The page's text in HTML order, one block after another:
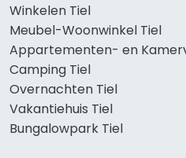
Winkelen Tiel
Meubel-Woonwinkel Tiel
Appartementen- en
Camping Tiel
Overnachten Tiel
Vakantiehuis Tiel
Bungalowpark Tiel